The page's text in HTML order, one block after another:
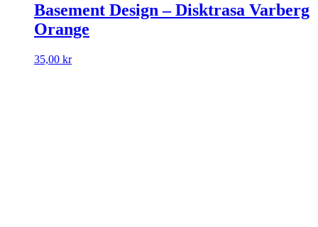
Basement Design – Disktrasa Varberg
Orange
35,00 kr